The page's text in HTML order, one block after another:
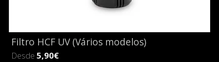
Filtro HCF UV (Vários modelos)
Desde 5,90€